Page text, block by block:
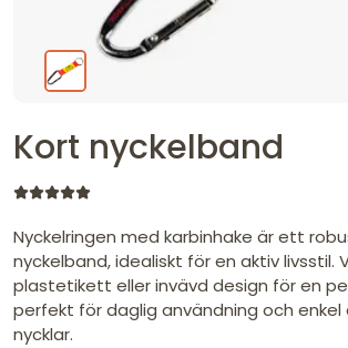
Kort nyckelband
Nyckelringen med karbinhake är ett
nyckelband, idealiskt för en aktiv livsstil.
plastetikett eller invävd design för en
perfekt för daglig användning och
nycklar.